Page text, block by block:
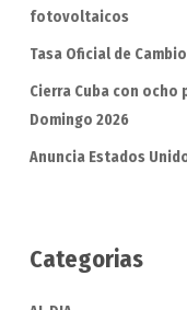
fotovoltaicos
Tasa Oficial de
Cierra Cuba con ocho
Domingo 2026
Anuncia Estados
Categorias